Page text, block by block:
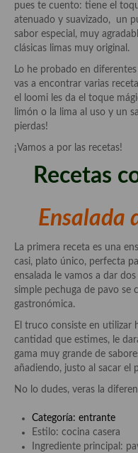
Cocina Azerí (Azerbaiyán)
Cocina de Egipto
Cocina de Tunez
Cocina Oriental
Cocina Tailandesa
Cocina Japonesa
Cocina Vietnamita
Cocina camboyana
Cocina HIndú
Cocina China
Cocina del Pacifico
Cocina filipina
Cocina Africana
pues te cuento: tiene el
atenuado y suavizado, un
sabor especial, muy
clásicas limas muy original.
Lo he probado en
vas a encontrar varias
el loomi les da el toque
limón o la lima al uso y un
pierdas!
¡Vamos a por las recetas!
Recetas
Ensalada
La primera receta es una
casi, plato único, perfecta
ensalada le vamos a dar
simple pechuga de pavo se
gastronómica.
El truco consiste en utilizar
cantidad que estimes, le
gama muy grande de
añadiendo, justo al sacar el
No lo dudes, veras la
Categoría: entrante
Estilo: cocina casera
Ingrediente principal: